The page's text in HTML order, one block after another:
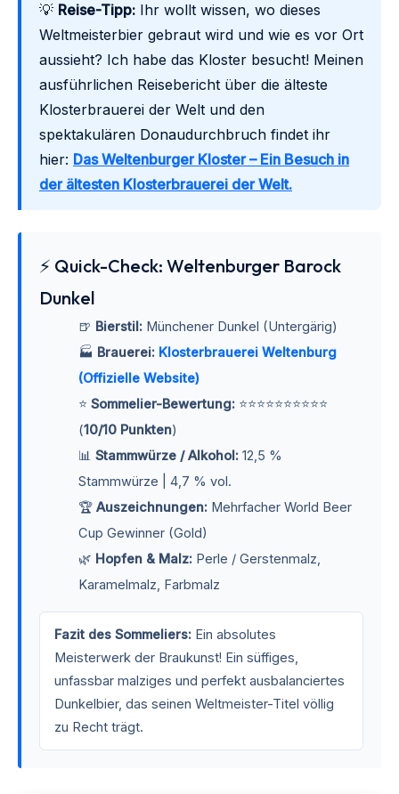
💡 Reise-Tipp: Ihr wollt wissen, wo dieses
Weltmeisterbier gebraut wird und wie es vor Ort
aussieht? Ich habe das Kloster besucht! Meinen
ausführlichen Reisebericht über die älteste
Klosterbrauerei der Welt und den
spektakulären Donaudurchbruch findet ihr
hier: Das Weltenburger Kloster – Ein Besuch in
der ältesten Klosterbrauerei der Welt.
⚡ Quick-Check: Weltenburger Barock
Dunkel
🍺 Bierstil:Münchener Dunkel (Untergärig)
🏭 Brauerei: Klosterbrauerei Weltenburg
(Offizielle Website)
⭐ Sommelier-Bewertung:⭐⭐⭐⭐⭐⭐⭐⭐⭐⭐
(10/10 Punkten)
📊 Stammwürze / Alkohol:12,5 %
Stammwürze | 4,7 % vol.
🏆 Auszeichnungen:Mehrfacher World Beer
Cup Gewinner (Gold)
🌿 Hopfen & Malz:Perle / Gerstenmalz,
Karamelmalz, Farbmalz
Fazit des Sommeliers: Ein absolutes
Meisterwerk der Braukunst! Ein süffiges,
unfassbar malziges und perfekt ausbalanciertes
Dunkelbier, das seinen Weltmeister-Titel völlig
zu Recht trägt.